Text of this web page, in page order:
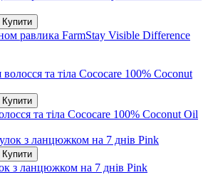
Купити
равлика FarmStay Visible Difference
Купити
та тіла Cococare 100% Coconut Oil
Купити
з ланцюжком на 7 днів Pink